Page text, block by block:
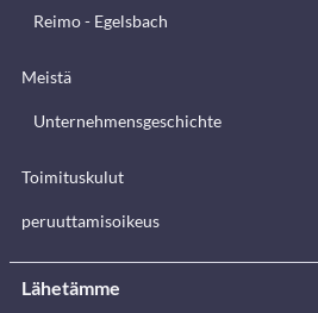
Reimo - Egelsbach
Meistä
Unternehmensgeschichte
Toimituskulut
peruuttamisoikeus
Lähetämme